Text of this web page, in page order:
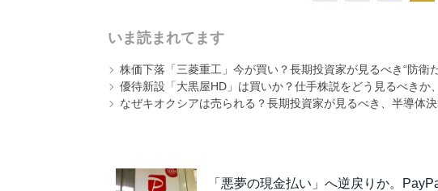
いま読まれてます
株価下落「三菱重工」今が買い？長期投資家が見るべき“防衛
優待新設「大黒屋HD」は買いか？仕手株説をどう見るべきか
なぜキオクシアは売られる？長期投資家が見るべき、半導体
「悪夢の現金払い」へ逆戻りか。